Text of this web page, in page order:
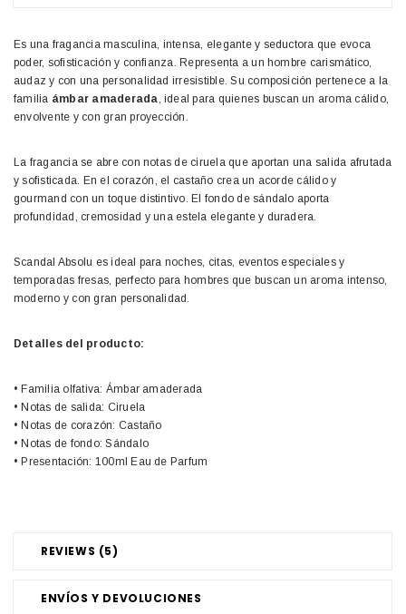
REVIEWS (5)
ENVÍOS Y DEVOLUCIONES
Es una fragancia masculina, intensa, elegante y seductora que evoca
poder, sofisticación y confianza. Representa a un hombre carismático,
audaz y con una personalidad irresistible. Su composición pertenece a la
familia ámbar amaderada, ideal para quienes buscan un aroma cálido,
envolvente y con gran proyección.
La fragancia se abre con notas de ciruela que aportan una salida afrutada
y sofisticada. En el corazón, el castaño crea un acorde cálido y
gourmand con un toque distintivo. El fondo de sándalo aporta
profundidad, cremosidad y una estela elegante y duradera.
Scandal Absolu es ideal para noches, citas, eventos especiales y
temporadas fresas, perfecto para hombres que buscan un aroma intenso,
moderno y con gran personalidad.
Detalles del producto:
• Familia olfativa: Ámbar amaderada
• Notas de salida: Ciruela
• Notas de corazón: Castaño
• Notas de fondo: Sándalo
• Presentación: 100ml Eau de Parfum